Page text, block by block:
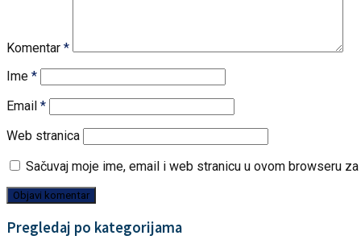
Komentar *
Ime *
Email *
Web stranica
Sačuvaj moje ime, email i web stranicu u ovom browseru
Pregledaj po kategorijama